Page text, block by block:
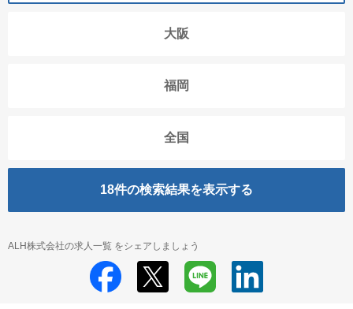
大阪
福岡
全国
18件の検索結果を表示する
ALH株式会社の求人一覧 をシェアしましょう